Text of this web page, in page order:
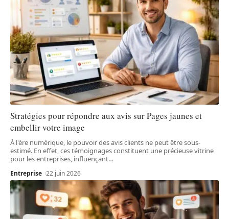
Stratégies pour répondre aux avis sur Pages jaunes et
embellir votre image
À l'ère numérique, le pouvoir des avis clients ne peut être sous-
estimé. En effet, ces témoignages constituent une précieuse vitrine
pour les entreprises, influençant…
Entreprise 22 juin 2026